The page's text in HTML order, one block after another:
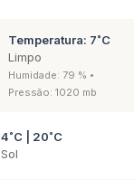
Temperatura: 7˚C
Limpo
Humidade: 79 % •
Pressão: 1020 mb
4˚C | 20˚C
Sol